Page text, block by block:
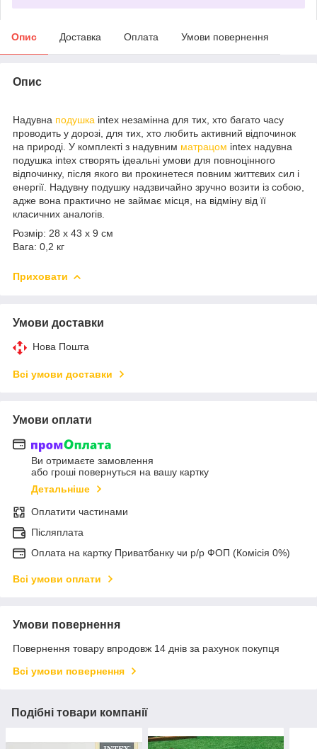
Опис Доставка Оплата Умови повернення
Опис
Надувна подушка intex незамінна для тих, хто багато часу
проводить у дорозі, для тих, хто любить активний відпочинок
на природі. У комплекті з надувним матрацом intex надувна
подушка intex створять ідеальні умови для повноцінного
відпочинку, після якого ви прокинетеся повним життєвих сил і
енергії. Надувну подушку надзвичайно зручно возити із собою,
адже вона практично не займає місця, на відміну від її
класичних аналогів.
Розмір: 28 х 43 х 9 см
Вага: 0,2 кг
Приховати
Умови доставки
Нова Пошта
Всі умови доставки
Умови оплати
Ви отримаєте замовлення
або гроші повернуться на вашу картку
Детальніше
Оплатити частинами
Післяплата
Оплата на картку Приватбанку чи р/р ФОП (Комісія 0%)
Всі умови оплати
Умови повернення
Повернення товару впродовж 14 днів за рахунок покупця
Всі умови повернення
Подібні товари компанії